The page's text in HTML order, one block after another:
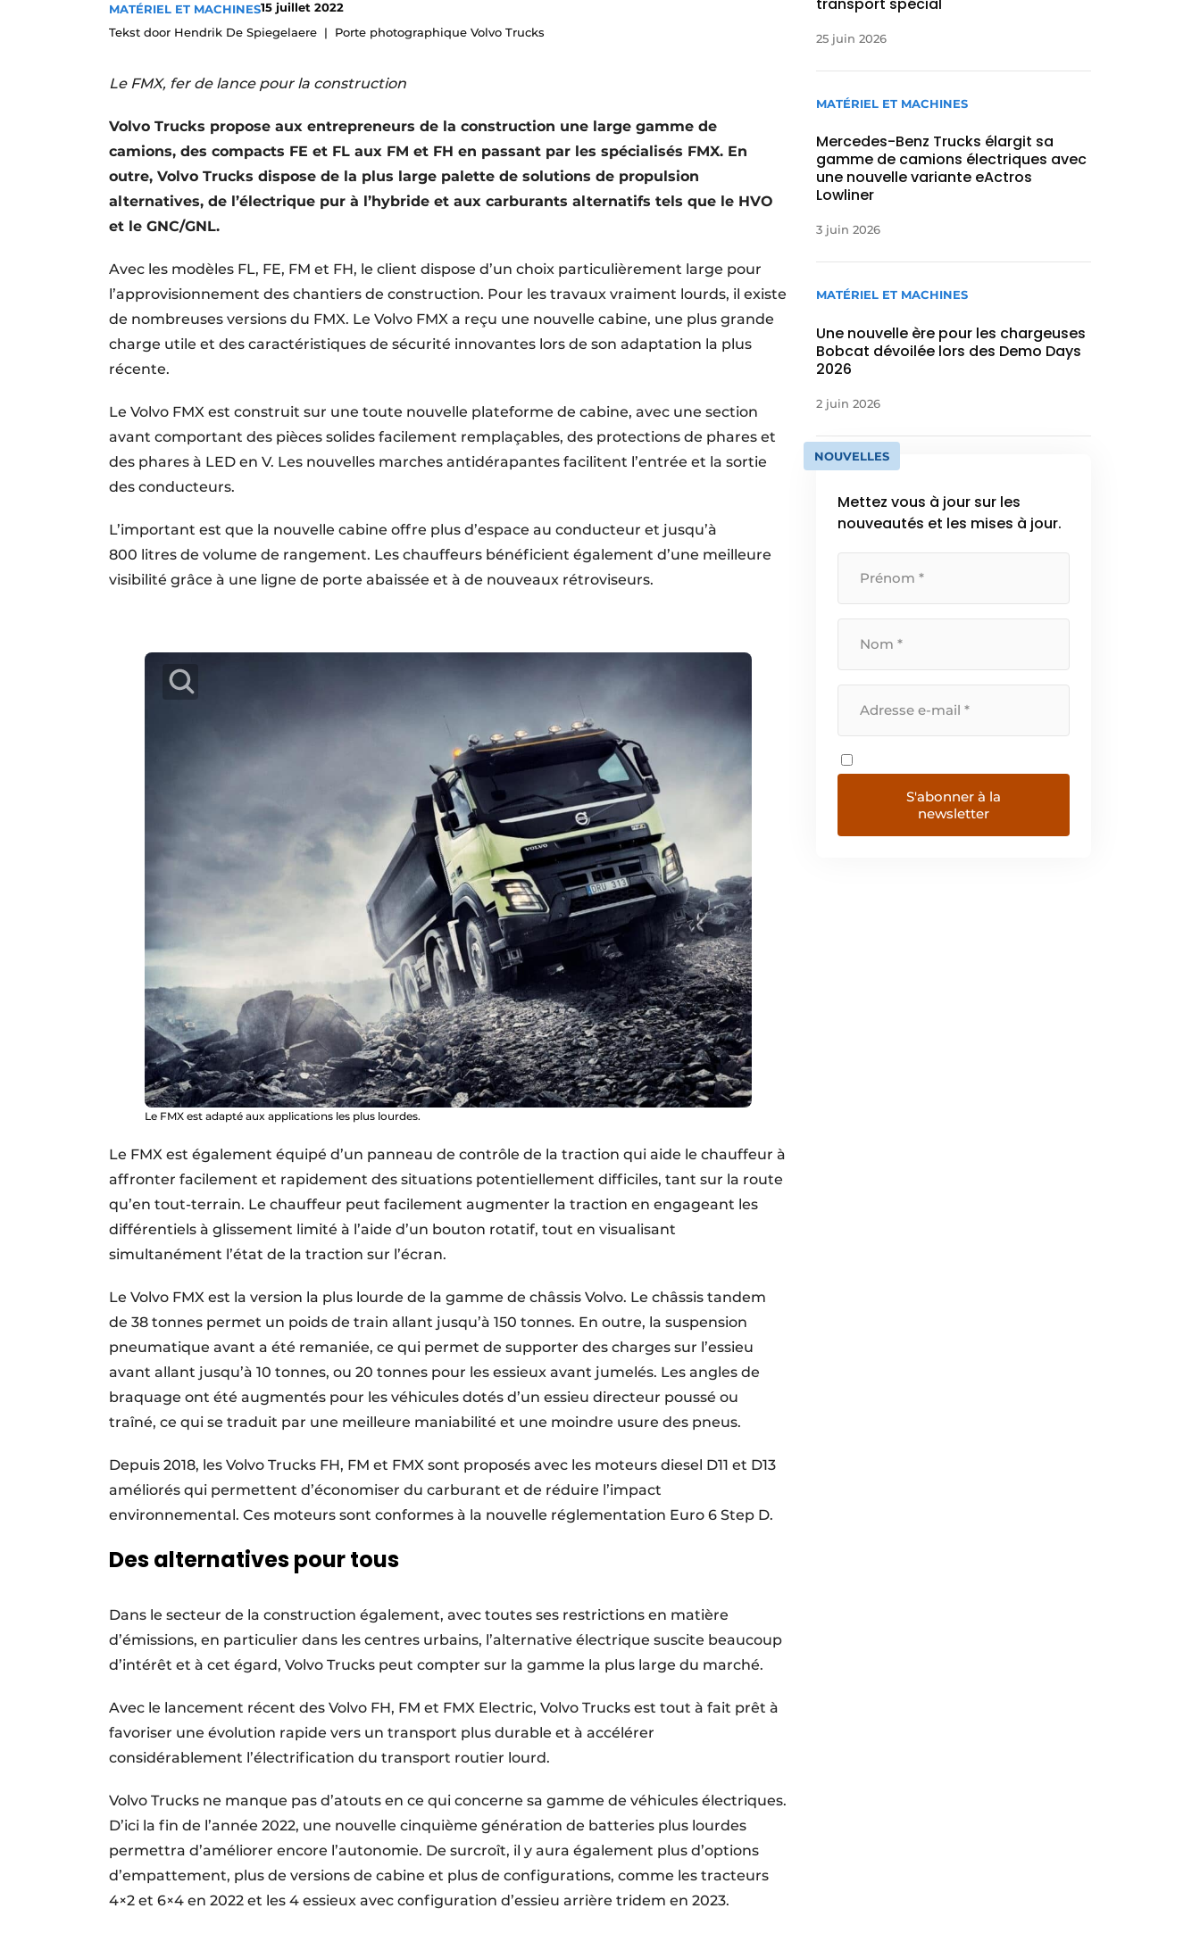
Termes et conditions
MATÉRIEL ET MACHINES15 juillet 2022
Tekst door Hendrik De Spiegelaere
Porte photographique Volvo Trucks
Le FMX, fer de lance pour la construction
Volvo Trucks propose aux entrepreneurs de la construction une large gamme de
camions, des compacts FE et FL aux FM et FH en passant par les spécialisés FMX. En
outre, Volvo Trucks dispose de la plus large palette de solutions de propulsion
alternatives, de l’électrique pur à l’hybride et aux carburants alternatifs tels que le HVO
et le GNC/GNL.
Avec les modèles FL, FE, FM et FH, le client dispose d’un choix particulièrement large pour
l’approvisionnement des chantiers de construction. Pour les travaux vraiment lourds, il existe
de nombreuses versions du FMX. Le Volvo FMX a reçu une nouvelle cabine, une plus grande
charge utile et des caractéristiques de sécurité innovantes lors de son adaptation la plus
récente.
Le Volvo FMX est construit sur une toute nouvelle plateforme de cabine, avec une section
avant comportant des pièces solides facilement remplaçables, des protections de phares et
des phares à LED en V. Les nouvelles marches antidérapantes facilitent l’entrée et la sortie
des conducteurs.
L’important est que la nouvelle cabine offre plus d’espace au conducteur et jusqu’à
800 litres de volume de rangement. Les chauffeurs bénéficient également d’une meilleure
visibilité grâce à une ligne de porte abaissée et à de nouveaux rétroviseurs.
Le FMX est adapté aux applications les plus lourdes.
Le FMX est également équipé d’un panneau de contrôle de la traction qui aide le chauffeur à
affronter facilement et rapidement des situations potentiellement difficiles, tant sur la route
qu’en tout-terrain. Le chauffeur peut facilement augmenter la traction en engageant les
différentiels à glissement limité à l’aide d’un bouton rotatif, tout en visualisant
simultanément l’état de la traction sur l’écran.
Le Volvo FMX est la version la plus lourde de la gamme de châssis Volvo. Le châssis tandem
de 38 tonnes permet un poids de train allant jusqu’à 150 tonnes. En outre, la suspension
pneumatique avant a été remaniée, ce qui permet de supporter des charges sur l’essieu
avant allant jusqu’à 10 tonnes, ou 20 tonnes pour les essieux avant jumelés. Les angles de
braquage ont été augmentés pour les véhicules dotés d’un essieu directeur poussé ou
traîné, ce qui se traduit par une meilleure maniabilité et une moindre usure des pneus.
Depuis 2018, les Volvo Trucks FH, FM et FMX sont proposés avec les moteurs diesel D11 et D13
améliorés qui permettent d’économiser du carburant et de réduire l’impact
environnemental. Ces moteurs sont conformes à la nouvelle réglementation Euro 6 Step D.
Des alternatives pour tous
Dans le secteur de la construction également, avec toutes ses restrictions en matière
d’émissions, en particulier dans les centres urbains, l’alternative électrique suscite beaucoup
d’intérêt et à cet égard, Volvo Trucks peut compter sur la gamme la plus large du marché.
Avec le lancement récent des Volvo FH, FM et FMX Electric, Volvo Trucks est tout à fait prêt à
favoriser une évolution rapide vers un transport plus durable et à accélérer
considérablement l’électrification du transport routier lourd.
Volvo Trucks ne manque pas d’atouts en ce qui concerne sa gamme de véhicules électriques.
D’ici la fin de l’année 2022, une nouvelle cinquième génération de batteries plus lourdes
permettra d’améliorer encore l’autonomie. De surcroît, il y aura également plus d’options
d’empattement, plus de versions de cabine et plus de configurations, comme les tracteurs
4×2 et 6×4 en 2022 et les 4 essieux avec configuration d’essieu arrière tridem en 2023.
25 juin 2026
MATÉRIEL ET MACHINES
Mercedes-Benz Trucks élargit sa
gamme de camions électriques avec
une nouvelle variante eActros
Lowliner
3 juin 2026
MATÉRIEL ET MACHINES
Une nouvelle ère pour les chargeuses
Bobcat dévoilée lors des Demo Days
2026
2 juin 2026
NOUVELLES
Mettez vous à jour sur les
nouveautés et les mises à jour.
S'abonner à la
newsletter